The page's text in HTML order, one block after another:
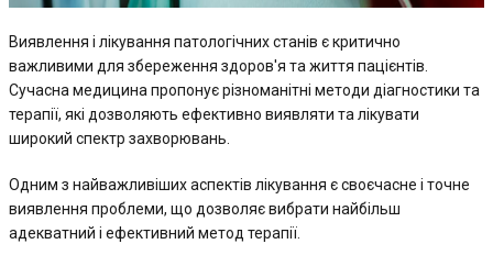
Виявлення і лікування патологічних станів є критично
важливими для збереження здоров'я та життя пацієнтів.
Сучасна медицина пропонує різноманітні методи діагностики та
терапії, які дозволяють ефективно виявляти та лікувати
широкий спектр захворювань.
Одним з найважливіших аспектів лікування є своєчасне і точне
виявлення проблеми, що дозволяє вибрати найбільш
адекватний і ефективний метод терапії.